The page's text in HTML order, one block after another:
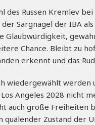
des Rus­sen Kreml­ev
Sarg­na­gel der IBA
Glaub­wür­dig­keit,
Chan­ce. Bleibt zu
erkennt und das
wie­der­ge­wählt wer­den
Ange­les 2028 nicht
auch gro­ße Frei­hei­ten
quä­len­der Zustand der